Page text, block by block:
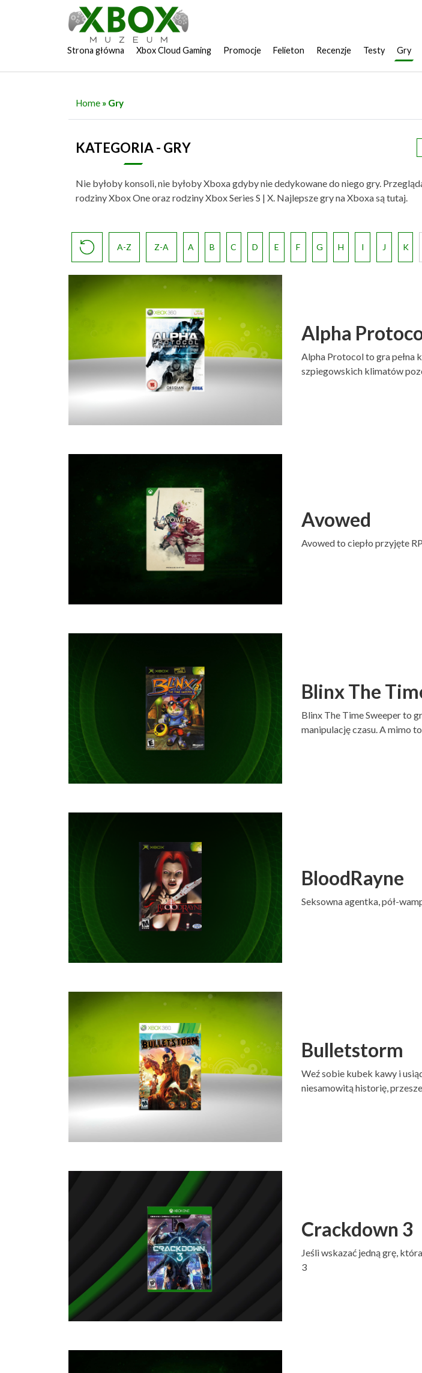
Strona główna Xbox Cloud Gaming Promocje Felieton Recenzje Testy Gry
Home » Gry
KATEGORIA - GRY
Nie byłoby konsoli, nie byłoby Xboxa gdyby nie dedykowane do niego gry.
rodziny Xbox One oraz rodziny Xbox Series S | X. Najlepsze gry na Xboxa są tutaj.
A-Z Z-A A B C D E F G H I J K
Alpha
Alpha Protocol to gra pełna
szpiegowskich klimatów
Avowed
Avowed to ciepło przyjęte
Blinx The
Blinx The Time Sweeper to
manipulację czasu. A mimo to
BloodRayne
Seksowna agentka, pół-
Bulletstorm
Weź sobie kubek kawy i
niesamowitą historię,
Crackdown 3
Jeśli wskazać jedną grę,
3